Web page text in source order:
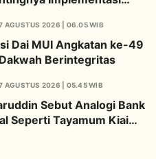
AGUSTUS 2026 | 06.05 WIB
Dai MUI Angkatan ke-49
Berintegritas
AGUSTUS 2026 | 05.45 WIB
Sebut Analogi Bank
Seperti Tayamum Kiai